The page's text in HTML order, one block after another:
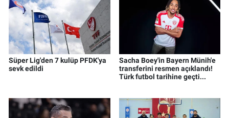
Süper Lig'den 7 kulüp PFDK'ya
sevk edildi
Sacha Boey'in Bayern Münih'e
transferini resmen açıklandı!
Türk futbol tarihine geçti...